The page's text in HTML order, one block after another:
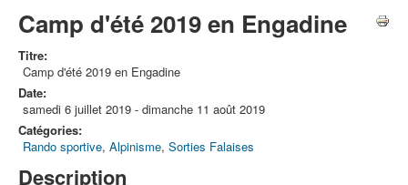
Camp d'été 2019 en Engadine
Titre:
Camp d'été 2019 en Engadine
Date:
samedi 6 juillet 2019 - dimanche 11 août 2019
Catégories:
Rando sportive, Alpinisme, Sorties Falaises
Description